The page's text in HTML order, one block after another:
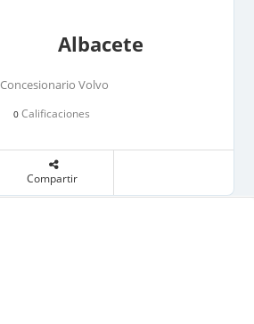
Albacete
Concesionario Volvo
0 Calificaciones
Compartir